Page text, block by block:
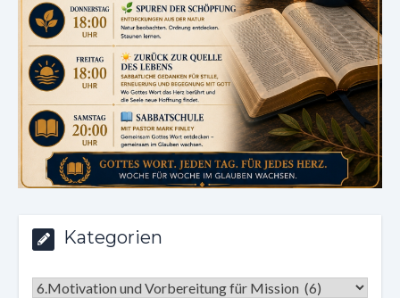
Kategorien
Kategorien